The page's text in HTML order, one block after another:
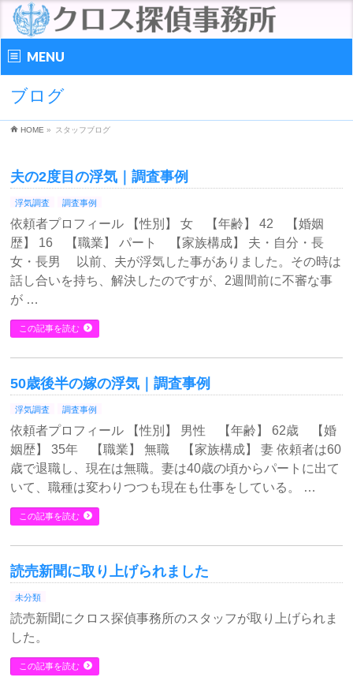
MENU
ブログ
HOME » スタッフブログ
夫の2度目の浮気｜調査事例
浮気調査 調査事例
依頼者プロフィール 【性別】 女 【年齢】 42 【婚姻
歴】 16 【職業】 パート 【家族構成】 夫・自分・長
女・長男 以前、夫が浮気した事がありました。その時は
話し合いを持ち、解決したのですが、2週間前に不審な事
が …
この記事を読む
50歳後半の嫁の浮気｜調査事例
浮気調査 調査事例
依頼者プロフィール 【性別】 男性 【年齢】 62歳 【婚
姻歴】 35年 【職業】 無職 【家族構成】 妻 依頼者は60
歳で退職し、現在は無職。妻は40歳の頃からパートに出て
いて、職種は変わりつつも現在も仕事をしている。 …
この記事を読む
読売新聞に取り上げられました
未分類
読売新聞にクロス探偵事務所のスタッフが取り上げられま
した。
この記事を読む